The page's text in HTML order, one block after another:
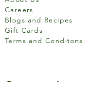
Careers
Blogs and Recipes
Gift Cards
Terms and Conditons
Store